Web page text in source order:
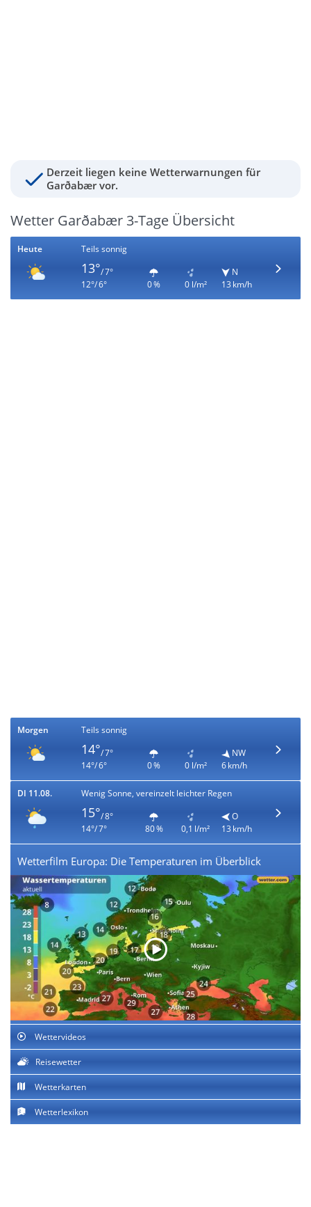
Derzeit liegen keine Wetterwarnungen für
Garðabær vor.
Wetter Garðabær 3-Tage Übersicht
Heute Teils sonnig
13°/ 7°
12°/ 6°
0 % 0 l/m²
N
13 km/h
Morgen Teils sonnig
14°/ 7°
14°/ 6°
0 % 0 l/m²
NW
6 km/h
DI 11.08. Wenig Sonne, vereinzelt leichter Regen
15°/ 8°
14°/ 7°
80 % 0,1 l/m²
O
13 km/h
Wetterfilm Europa: Die Temperaturen im Überblick
Wettervideos
Reisewetter
Wetterkarten
Wetterlexikon